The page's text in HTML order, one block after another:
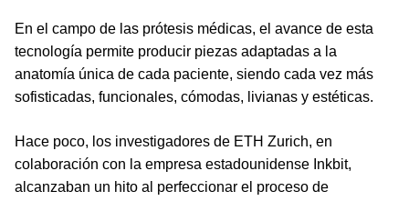
En el campo de las prótesis médicas, el avance de esta
tecnología permite producir piezas adaptadas a la
anatomía única de cada paciente, siendo cada vez más
sofisticadas, funcionales, cómodas, livianas y estéticas.
Hace poco, los investigadores de ETH Zurich, en
colaboración con la empresa estadounidense Inkbit,
alcanzaban un hito al perfeccionar el proceso de